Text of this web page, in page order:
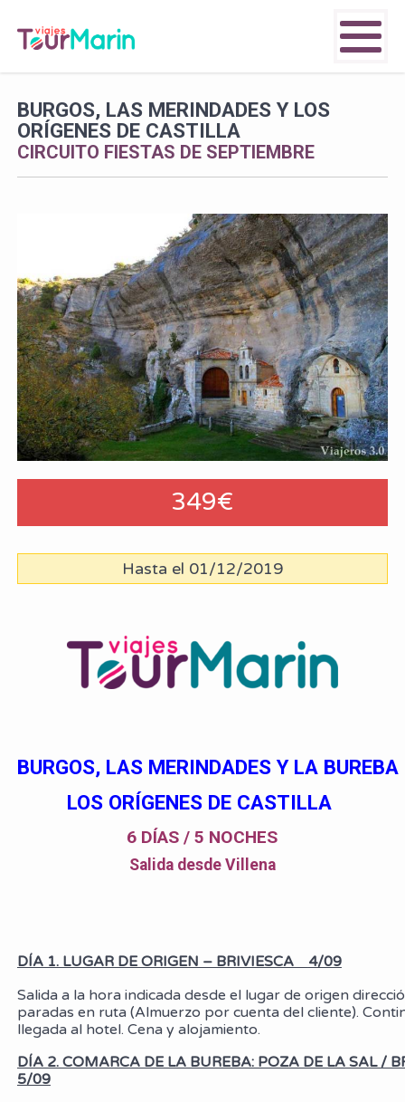
BURGOS, LAS MERINDADES Y LOS
ORÍGENES DE CASTILLA
CIRCUITO FIESTAS DE SEPTIEMBRE
349€
Hasta el 01/12/2019
BURGOS, LAS MERINDADES Y LA BUREBA
LOS ORÍGENES DE CASTILLA
6 DÍAS / 5 NOCHES
Salida desde Villena
DÍA 1. LUGAR DE ORIGEN – BRIVIESCA 4/09
Salida a la hora indicada desde el lugar de origen
paradas en ruta (Almuerzo por cuenta del cliente).
llegada al hotel. Cena y alojamiento.
DÍA 2. COMARCA DE LA BUREBA: POZA DE LA SAL /
5/09